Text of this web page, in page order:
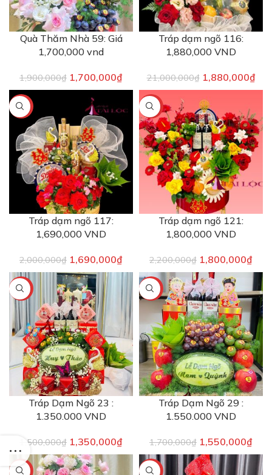
Quà Thăm Nhà 59: Giá
1,700,000 vnd
1,900,000₫ 1,700,000₫
Tráp dạm ngõ 116:
1,880,000 VND
21,000,000₫ 1,880,000₫
-16%
Tráp dạm ngõ 117:
1,690,000 VND
2,000,000₫ 1,690,000₫
-18%
Tráp dạm ngõ 121:
1,800,000 VND
2,200,000₫ 1,800,000₫
-10%
Tráp Dạm Ngõ 23 :
1.350.000 VND
1,500,000₫ 1,350,000₫
-9%
Tráp Dạm Ngõ 29 :
1.550.000 VND
1,700,000₫ 1,550,000₫
-7% -9%